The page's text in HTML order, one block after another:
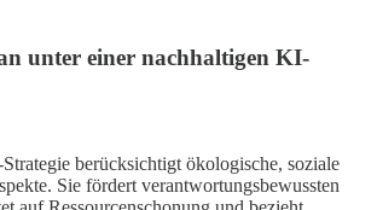
unter einer nachhaltigen KI-
berücksichtigt ökologische, soziale
Sie fördert verantwortungsbewussten